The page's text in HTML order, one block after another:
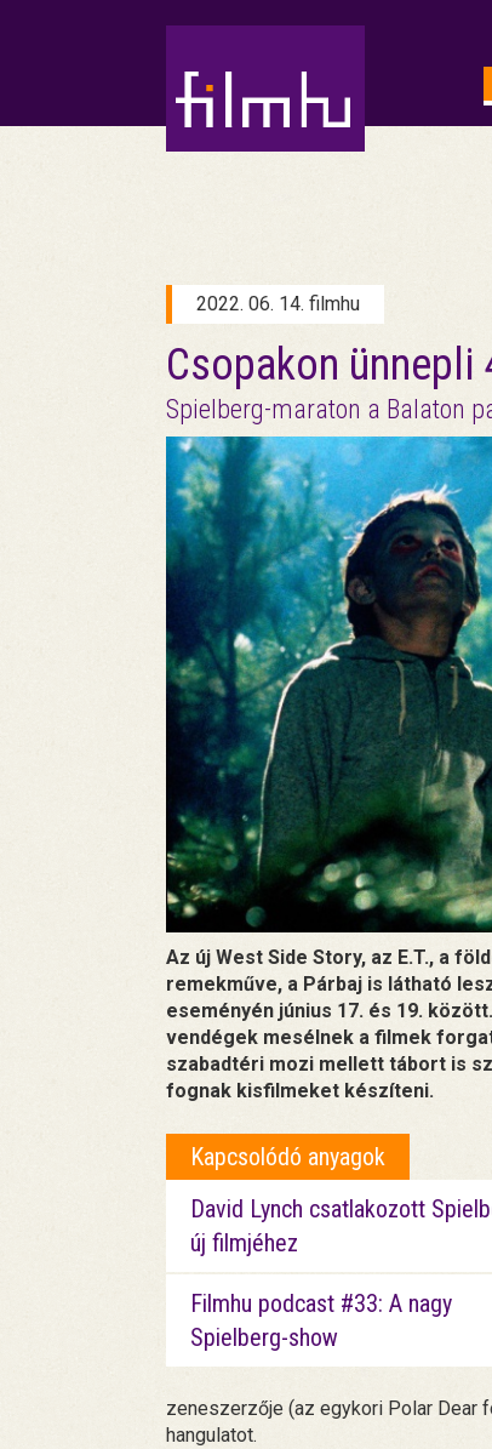
2022. 06. 14. filmhu
Csopakon ünnepli
Spielberg-maraton a Balaton
Az új West Side Story, az E.T., a
remekműve, a Párbaj is látható
eseményén június 17. és 19.
vendégek mesélnek a filmek
szabadtéri mozi mellett tábort is
fognak kisfilmeket készíteni.
Kapcsolódó anyagok
David Lynch csatlakozott
új filmjéhez
Filmhu podcast #33: A nagy
Spielberg-show
zeneszerzője (az egykori Polar Dear
hangulatot.